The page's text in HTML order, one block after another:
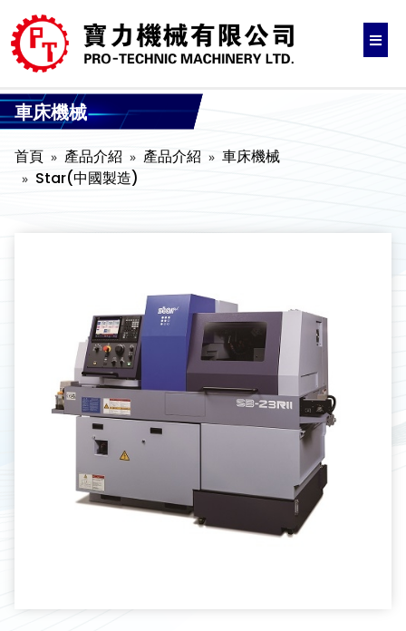
車床機械
首頁 產品介紹 產品介紹
車床機械
Star(中國製造)